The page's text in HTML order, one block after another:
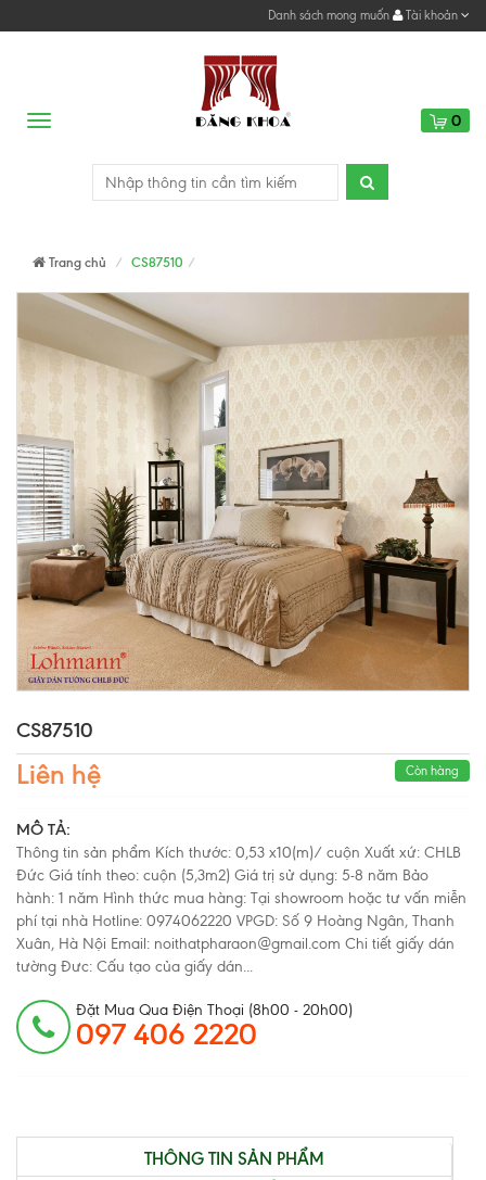
Danh sách mong muốn Tài khoản
Menu 0
Trang chủ CS87510
CS87510
Liên hệ Còn hàng
MÔ TẢ:
Thông tin sản phẩm Kích thước: 0,53 x10(m)/ cuộn Xuất xứ: CHLB
Đức Giá tính theo: cuộn (5,3m2) Giá trị sử dụng: 5-8 năm Bảo
hành: 1 năm Hình thức mua hàng: Tại showroom hoặc tư vấn miễn
phí tại nhà Hotline: 0974062220 VPGD: Số 9 Hoàng Ngân, Thanh
Xuân, Hà Nội Email: noithatpharaon@gmail.com Chi tiết giấy dán
tường Đưc: Cấu tạo của giấy dán...
Đặt Mua Qua Điện Thoại (8h00 - 20h00)
097 406 2220
THÔNG TIN SẢN PHẨM